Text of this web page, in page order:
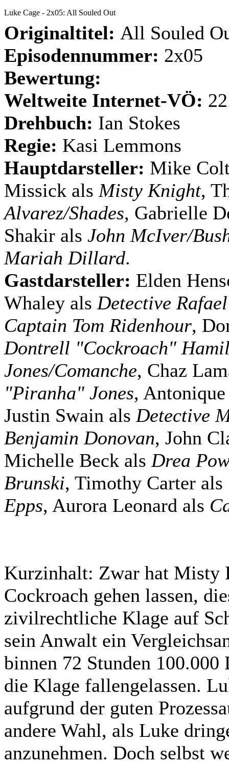
Luke Cage - 2x05: All Souled Out
Originaltitel: All Souled
Episodennummer: 2x05
Bewertung:
Weltweite Internet-VÖ:
Drehbuch: Ian Stokes
Regie: Kasi Lemmons
Hauptdarsteller: Mike
Missick als Misty Knight,
Alvarez/Shades, Gabrielle
Shakir als John McIver/
Mariah Dillard.
Gastdarsteller: Elden
Whaley als Detective
Captain Tom Ridenhour,
Dontrell "Cockroach"
Jones/Comanche, Chaz
"Piranha" Jones,
Justin Swain als Detective
Benjamin Donovan, John
Michelle Beck als Drea
Brunski, Timothy Carter als
Epps, Aurora Leonard als
Kurzinhalt: Zwar hat Misty
Cockroach gehen lassen,
zivilrechtliche Klage auf
sein Anwalt ein
binnen 72 Stunden
die Klage fallengelassen.
aufgrund der guten
andere Wahl, als Luke
anzunehmen. Doch selbst